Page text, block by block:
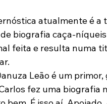
atualmente é a
biografia caça-
feita e resulta numa
Leão é um primor,
fez uma biografia